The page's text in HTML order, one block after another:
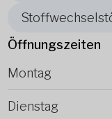
Öffnungszeiten
Montag
Dienstag